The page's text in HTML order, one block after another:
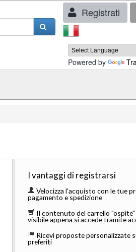
Registrati
Powered by
I vantaggi di registrarsi
Velocizza l'acquisto con le tue
pagamento e spedizione
Il contenuto del carrello
visibile appena si accede tramite
Ricevi proposte personalizzate
preferiti